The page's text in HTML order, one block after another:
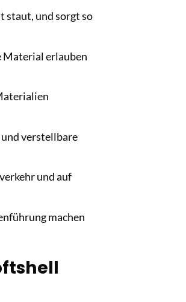
staut, und sorgt so
Material erlauben
verstellbare
und auf
machen